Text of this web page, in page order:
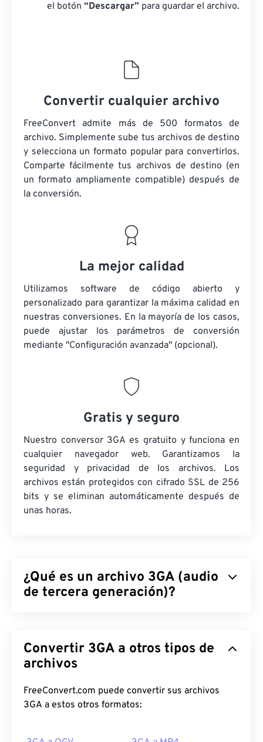
el botón “Descargar” para guardar el archivo.
Convertir cualquier archivo
FreeConvert admite más de 500 formatos de
archivo. Simplemente sube tus archivos de destino
y selecciona un formato popular para convertirlos.
Comparte fácilmente tus archivos de destino (en
un formato ampliamente compatible) después de
la conversión.
La mejor calidad
Utilizamos software de código abierto y
personalizado para garantizar la máxima calidad en
nuestras conversiones. En la mayoría de los casos,
puede ajustar los parámetros de conversión
mediante "Configuración avanzada" (opcional).
Gratis y seguro
Nuestro conversor 3GA es gratuito y funciona en
cualquier navegador web. Garantizamos la
seguridad y privacidad de los archivos. Los
archivos están protegidos con cifrado SSL de 256
bits y se eliminan automáticamente después de
unas horas.
¿Qué es un archivo 3GA (audio
de tercera generación)?
un contenedor multimedia 3GPP y está diseñado
para redes móviles 3G
los archivos 3GA están muy comprimidos y se
centran en señales de banda estrecha, no son
Convertir 3GA a otros tipos de
archivos
FreeConvert.com puede convertir sus archivos
3GA a estos otros formatos: